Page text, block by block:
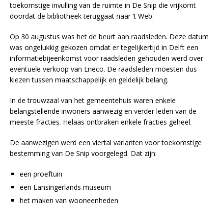
toekomstige invulling van de ruimte in De Snip die vrijkomt
doordat de bibliotheek teruggaat naar ‘t Web.
Op 30 augustus was het de beurt aan raadsleden. Deze datum
was ongelukkig gekozen omdat er tegelijkertijd in Delft een
informatiebijeenkomst voor raadsleden gehouden werd over
eventuele verkoop van Eneco. De raadsleden moesten dus
kiezen tussen maatschappelijk en geldelijk belang.
In de trouwzaal van het gemeentehuis waren enkele
belangstellende inwoners aanwezig en verder leden van de
meeste fracties. Helaas ontbraken enkele fracties geheel.
De aanwezigen werd een viertal varianten voor toekomstige
bestemming van De Snip voorgelegd. Dat zijn:
een proeftuin
een Lansingerlands museum
het maken van wooneenheden